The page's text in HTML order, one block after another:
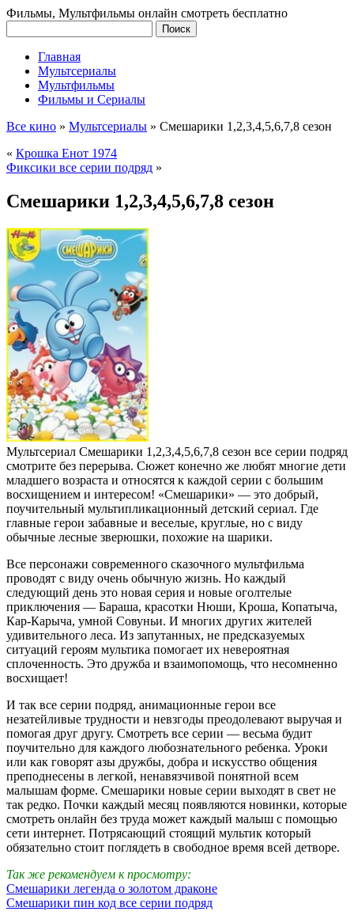
Фильмы, Мультфильмы онлайн смотреть бесплатно
Главная
Мультсериалы
Мультфильмы
Фильмы и Сериалы
Все кино » Мультсериалы » Смешарики 1,2,3,4,5,6,7,8 сезон
« Крошка Енот 1974
Фиксики все серии подряд »
Смешарики 1,2,3,4,5,6,7,8 сезон
Мультсериал Смешарики 1,2,3,4,5,6,7,8 сезон все серии подряд
смотрите без перерыва. Сюжет конечно же любят многие дети
младшего возраста и относятся к каждой серии с большим
восхищением и интересом! «Смешарики» — это добрый,
поучительный мультипликационный детский сериал. Где
главные герои забавные и веселые, круглые, но с виду
обычные лесные зверюшки, похожие на шарики.
Все персонажи современного сказочного мультфильма
проводят с виду очень обычную жизнь. Но каждый
следующий день это новая серия и новые оголтелые
приключения — Бараша, красотки Нюши, Кроша, Копатыча,
Кар-Карыча, умной Совуньи. И многих других жителей
удивительного леса. Из запутанных, не предсказуемых
ситуаций героям мультика помогает их невероятная
сплоченность. Это дружба и взаимопомощь, что несомненно
восхищает!
И так все серии подряд, анимационные герои все
незатейливые трудности и невзгоды преодолевают выручая и
помогая друг другу. Смотреть все серии — весьма будит
поучительно для каждого любознательного ребенка. Уроки
или как говорят азы дружбы, добра и искусство общения
преподнесены в легкой, ненавязчивой понятной всем
малышам форме. Смешарики новые серии выходят в свет не
так редко. Почки каждый месяц появляются новинки, которые
смотреть онлайн без труда может каждый малыш с помощью
сети интернет. Потрясающий стоящий мультик который
обязательно стоит поглядеть в свободное время всей детворе.
Так же рекомендуем к просмотру:
Смешарики легенда о золотом драконе
Смешарики пин код все серии подряд